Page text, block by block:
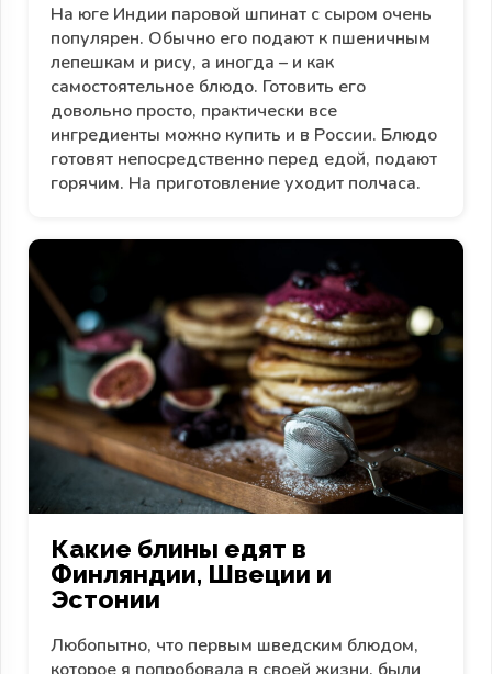
На юге Индии паровой шпинат с сыром очень
популярен. Обычно его подают к пшеничным
лепешкам и рису, а иногда – и как
самостоятельное блюдо. Готовить его
довольно просто, практически все
ингредиенты можно купить и в России. Блюдо
готовят непосредственно перед едой, подают
горячим. На приготовление уходит полчаса.
Какие блины едят в
Финляндии, Швеции и
Эстонии
Любопытно, что первым шведским блюдом,